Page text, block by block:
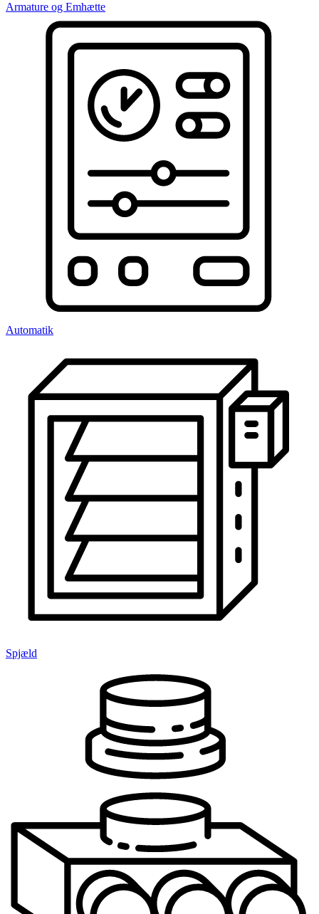
Armature og Emhætte
Automatik
Spjæld